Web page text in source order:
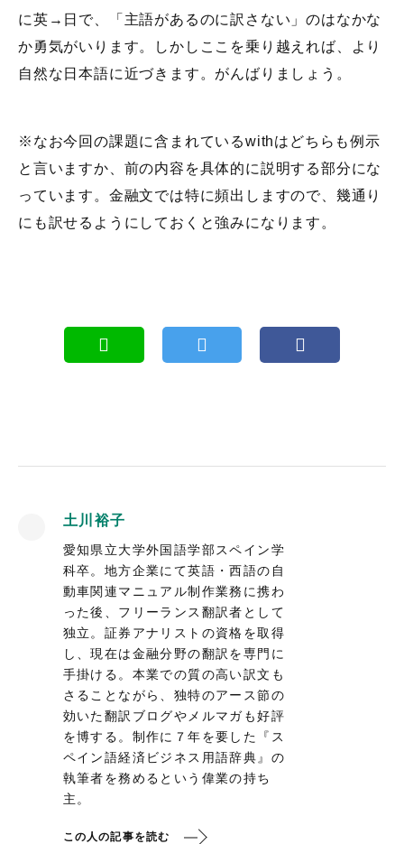
に英→日で、「主語があるのに訳さない」のはなかな
か勇気がいります。しかしここを乗り越えれば、より
自然な日本語に近づきます。がんばりましょう。
※なお今回の課題に含まれているwithはどちらも例示
と言いますか、前の内容を具体的に説明する部分にな
っています。金融文では特に頻出しますので、幾通り
にも訳せるようにしておくと強みになります。
土川裕子
愛知県立大学外国語学部スペイン学
科卒。地方企業にて英語・西語の自
動車関連マニュアル制作業務に携わ
った後、フリーランス翻訳者として
独立。証券アナリストの資格を取得
し、現在は金融分野の翻訳を専門に
手掛ける。本業での質の高い訳文も
さることながら、独特のアース節の
効いた翻訳ブログやメルマガも好評
を博する。制作に７年を要した『ス
ペイン語経済ビジネス用語辞典』の
執筆者を務めるという偉業の持ち
主。
この人の記事を読む